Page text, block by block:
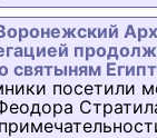
святыням
посетили